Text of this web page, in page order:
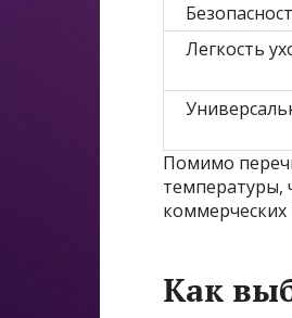
Легкость
Помимо
температуры,
Как